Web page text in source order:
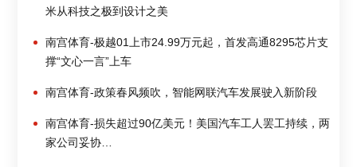
米从科技之极到设计之美
南宫体育-极越01上市24.99万元起，首发高通8295芯片支
撑“文心一言”上车
南宫体育-政策春风频吹，智能网联汽车发展驶入新阶段
南宫体育-损失超过90亿美元！美国汽车工人罢工持续，两
家公司妥协…